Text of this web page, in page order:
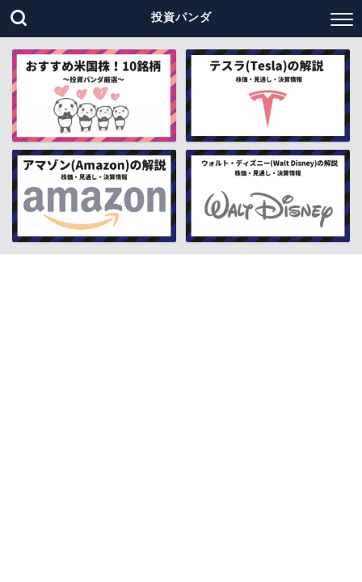
投資パンダ